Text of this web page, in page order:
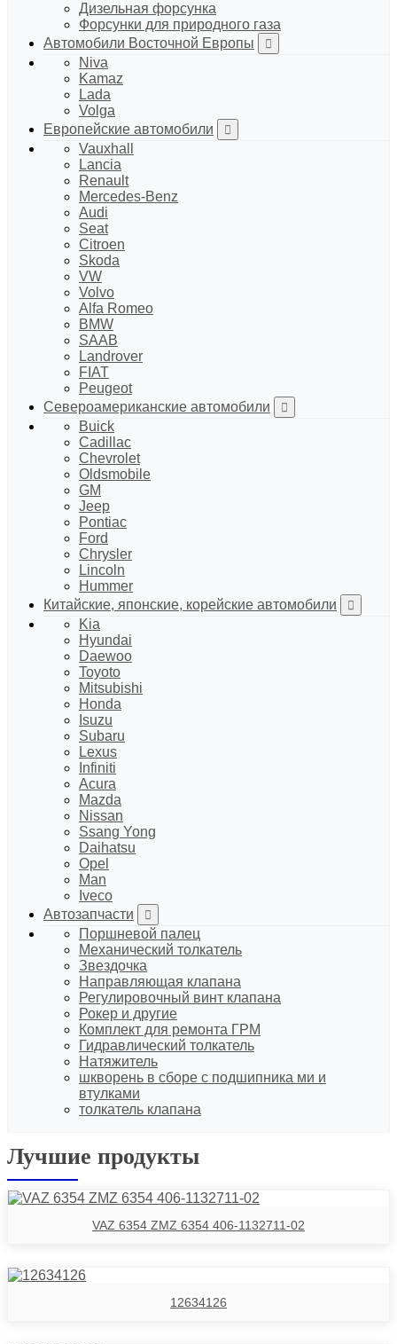
Дизельная форсунка
Форсунки для природного газа
Автомобили Восточной Европы
Niva
Kamaz
Lada
Volga
Европейские автомобили
Vauxhall
Lancia
Renault
Mercedes-Benz
Audi
Seat
Citroen
Skoda
VW
Volvo
Alfa Romeo
BMW
SAAB
Landrover
FIAT
Peugeot
Североамериканские автомобили
Buick
Cadillac
Chevrolet
Oldsmobile
GM
Jeep
Pontiac
Ford
Chrysler
Lincoln
Hummer
Китайские, японские, корейские автомобили
Kia
Hyundai
Daewoo
Toyoto
Mitsubishi
Honda
Isuzu
Subaru
Lexus
Infiniti
Acura
Mazda
Nissan
Ssang Yong
Daihatsu
Opel
Man
Iveco
Автозапчасти
Поршневой палец
Механический толкатель
Звездочка
Направляющая клапана
Регулировочный винт клапана
Рокер и другие
Комплект для ремонта ГРМ
Гидравлический толкатель
Натяжитель
шкворень в сборе с подшипника ми и
втулками
толкатель клапана
Лучшие продукты
VAZ 6354 ZMZ 6354 406-1132711-02
12634126